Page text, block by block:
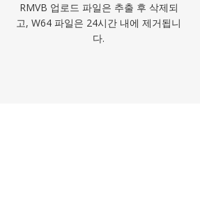
RMVB 업로드 파일은 추출 후 삭제되
고, W64 파일은 24시간 내에 제거됩니
다.